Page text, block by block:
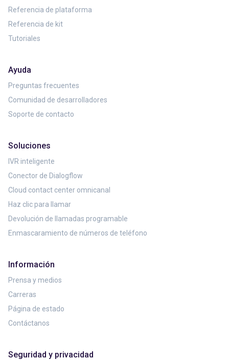
Soluciones
IVR inteligente
Conector de Dialogflow
Cloud contact center omnicanal
Haz clic para llamar
Devolución de llamadas programable
Enmascaramiento de números de teléfono
Referencia de plataforma
Referencia de kit
Tutoriales
Ayuda
Preguntas frecuentes
Comunidad de desarrolladores
Soporte de contacto
Información
Prensa y medios
Carreras
Página de estado
Contáctanos
Seguridad y privacidad